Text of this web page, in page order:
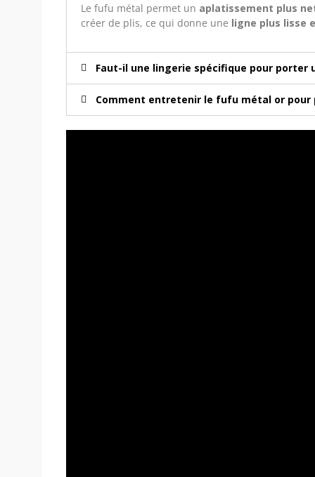
Le fufu métal permet un aplatissement plus
créer de plis, ce qui donne une ligne plus lisse
Faut-il une lingerie spécifique pour porter
Comment entretenir le fufu métal or pour